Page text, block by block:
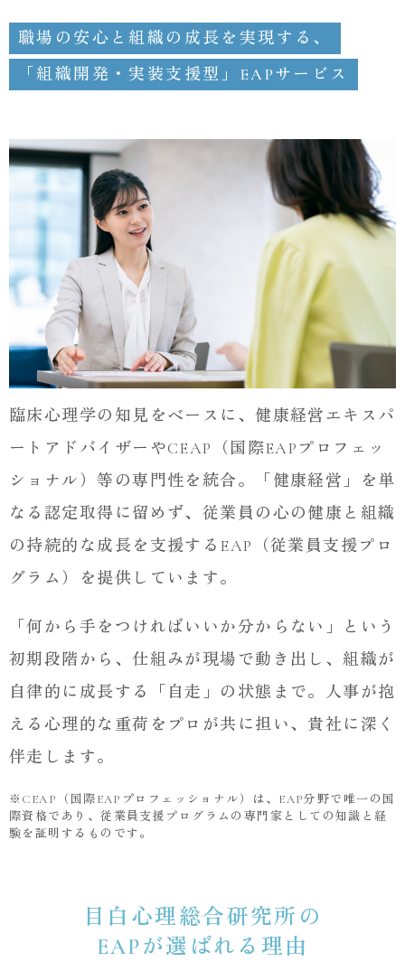
職場の安心と組織の成長を実現する、
「組織開発・実装支援型」EAPサービス
臨床心理学の知見をベースに、健康経営エキスパ
ートアドバイザーやCEAP（国際EAPプロフェッ
ショナル）等の専門性を統合。「健康経営」を単
なる認定取得に留めず、従業員の心の健康と組織
の持続的な成長を支援するEAP（従業員支援プロ
グラム）を提供しています。
「何から手をつければいいか分からない」という
初期段階から、仕組みが現場で動き出し、組織が
自律的に成長する「自走」の状態まで。人事が抱
える心理的な重荷をプロが共に担い、貴社に深く
伴走します。
※CEAP（国際EAPプロフェッショナル）は、EAP分野で唯一の国
際資格であり、従業員支援プログラムの専門家としての知識と経
験を証明するものです。
目白心理総合研究所の
EAPが選ばれる理由